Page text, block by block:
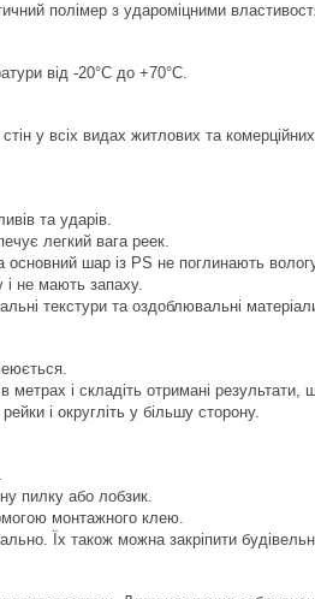
полімер з удароміцними
від -20°C до +70°C.
у всіх видах житлових та
та ударів.
легкий вага реек.
основний шар із PS не поглинають
і не мають запаху.
текстури та оздоблювальні
метрах і складіть отримані
і округліть у більшу сторону.
пилку або лобзик.
монтажного клею.
Їх також можна закріпити